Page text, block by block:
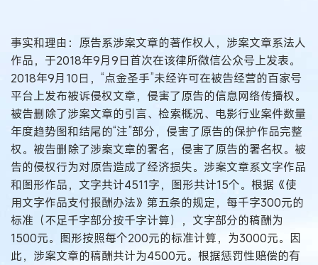
事实和理由：原告系涉案文章的著作权人，涉案文章系法人
作品，于2018年9月9日首次在该律所微信公众号上发表。
2018年9月10日，“点金圣手”未经许可在被告经营的百家号
平台上发布被诉侵权文章，侵害了原告的信息网络传播权。
被告删除了涉案文章的引言、检索概况、电影行业案件数量
年度趋势图和结尾的“注”部分，侵害了原告的保护作品完整
权。被告删除了涉案文章的署名，侵害了原告的署名权。被
告的侵权行为对原告造成了经济损失。涉案文章系文字作品
和图形作品，文字共计4511字，图形共计15个。根据《使
用文字作品支付报酬办法》第五条的规定，每千字300元的
标准（不足千字部分按千字计算），文字部分的稿酬为
1500元。图形按照每个200元的标准计算，为3000元。因
此，涉案文章的稿酬共计为4500元。根据惩罚性赔偿的有